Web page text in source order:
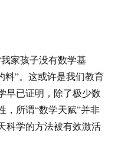
家孩子没有数学基
料”。这或许是我们教育
早已证明，除了极少数
，所谓“数学天赋”并非
科学的方法被有效激活